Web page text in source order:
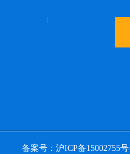
备案号：沪ICP备15002755